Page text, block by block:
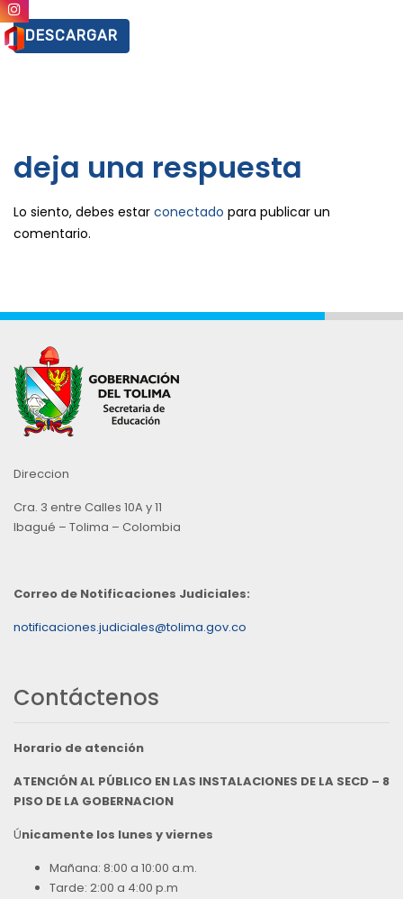
DESCARGAR
deja una respuesta
Lo siento, debes estar conectado para publicar un
comentario.
Direccion
Cra. 3 entre Calles 10A y 11
Ibagué – Tolima – Colombia
Correo de Notificaciones Judiciales:
notificaciones.judiciales@tolima.gov.co
Contáctenos
Horario de atención
ATENCIÓN AL PÚBLICO EN LAS INSTALACIONES DE LA SECD – 8
PISO DE LA GOBERNACION
Únicamente los lunes y viernes
Mañana: 8:00 a 10:00 a.m.
Tarde: 2:00 a 4:00 p.m